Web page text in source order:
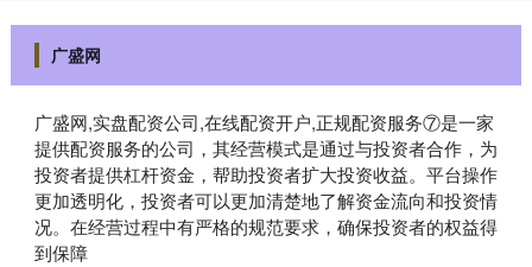
广盛网
广盛网,实盘配资公司,在线配资开户,正规配资服务⑦是一家
提供配资服务的公司，其经营模式是通过与投资者合作，为
投资者提供杠杆资金，帮助投资者扩大投资收益。平台操作
更加透明化，投资者可以更加清楚地了解资金流向和投资情
况。在经营过程中有严格的规范要求，确保投资者的权益得
到保障